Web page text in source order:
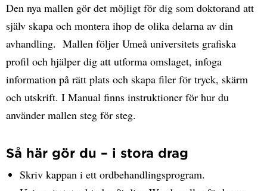
Den nya mallen gör det möjligt för dig som doktorand att
själv skapa och montera ihop de olika delarna av din
avhandling. Mallen följer Umeå universitets grafiska
profil och hjälper dig att utforma omslaget, infoga
information på rätt plats och skapa filer för tryck, skärm
och utskrift. I Manual finns instruktioner för hur du
använder mallen steg för steg.
Så här gör du – i stora drag
Skriv kappan i ett ordbehandlingsprogram.